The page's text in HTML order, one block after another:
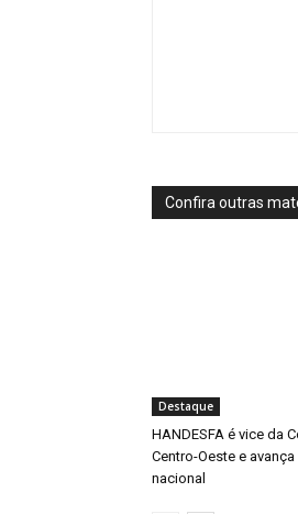
Confira outras
Destaque
HANDESFA é vice da
Centro-Oeste e
nacional